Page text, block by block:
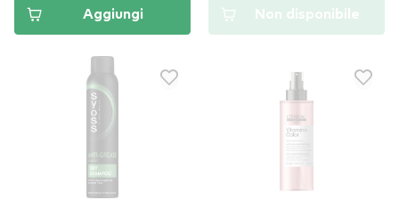
Aggiungi Non disponibile